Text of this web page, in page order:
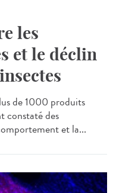
les
et le déclin
de 1000 produits
constaté des
et la...